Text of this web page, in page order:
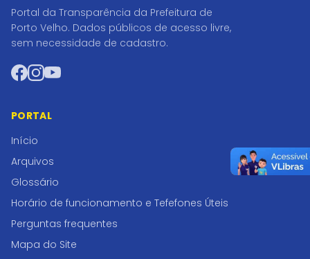
Portal da Transparência da Prefeitura de
Porto Velho. Dados públicos de acesso livre,
sem necessidade de cadastro.
Facebook
Instagram
YouTube
PORTAL
Início
Arquivos
Glossário
Horário de funcionamento e Tefefones Úteis
Perguntas frequentes
Mapa do Site